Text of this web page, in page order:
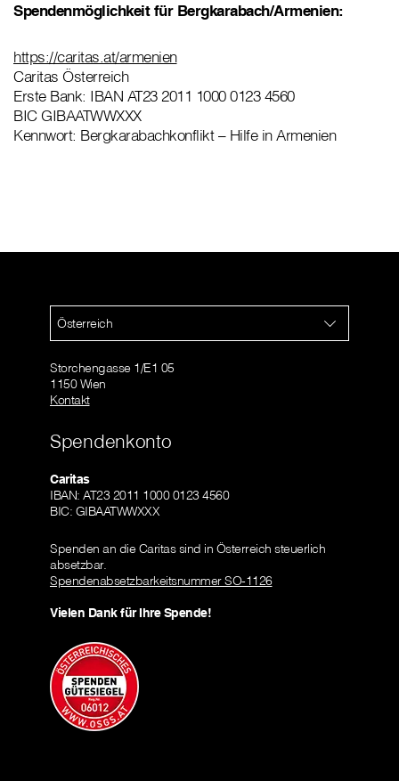
Spendenmöglichkeit für Bergkarabach/Armenien:
https://caritas.at/armenien
Caritas Österreich
Erste Bank: IBAN AT23 2011 1000 0123 4560
BIC GIBAATWWXXX
Kennwort: Bergkarabachkonflikt – Hilfe in Armenien
Österreich
Storchengasse 1/E1 05
1150 Wien
Kontakt
Spendenkonto
Caritas
IBAN: AT23 2011 1000 0123 4560
BIC: GIBAATWWXXX
Spenden an die Caritas sind in Österreich steuerlich
absetzbar.
Spendenabsetzbarkeitsnummer SO-1126
Vielen Dank für Ihre Spende!